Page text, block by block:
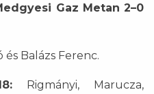
Gaz Metan 2–0
és Balázs Ferenc.
Rigmányi, Marucza,